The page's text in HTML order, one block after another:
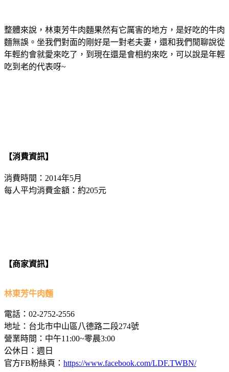
整體來說，林東芳牛肉麵果然有它厲害的地方，是好吃的牛肉
麵無誤。坐我們對面的剛好是一對老夫妻，還和我們閒聊說從
年輕約會就愛來吃了，到現在還是會相約來吃，可以說是年輕
吃到老的代表呀~
【消費資訊】
消費時間：2014年5月
每人平均消費金額：約205元
【商家資訊】
林東芳牛肉麵
電話：02-2752-2556
地址：台北市中山區八德路二段274號
營業時間：中午11:00~零晨3:00
公休日：週日
官方FB粉絲頁： https://www.facebook.com/LDF.TWBN/